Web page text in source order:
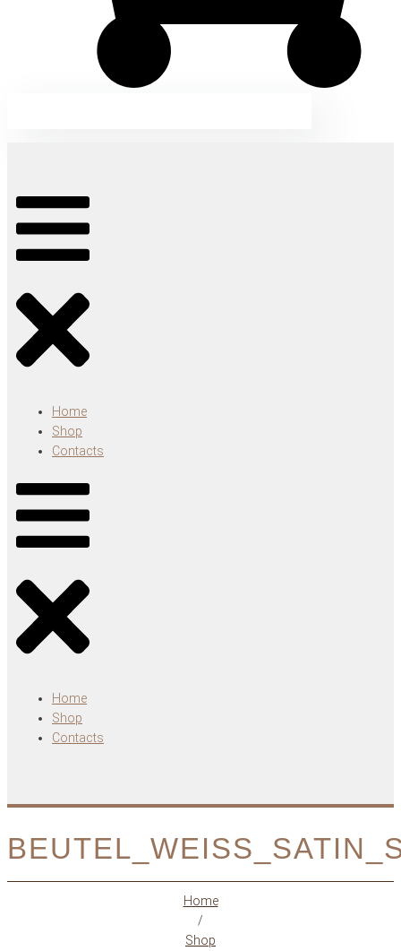
Home
Shop
Contacts
Home
Shop
Contacts
Home
/
Shop